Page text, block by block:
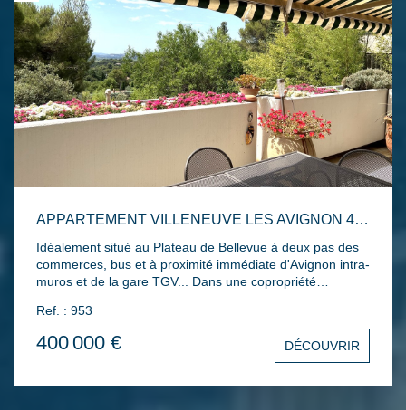
APPARTEMENT VILLENEUVE LES AVIGNON 4 PIÈCE(S) 120 M2
Idéalement situé au Plateau de Bellevue à deux pas des
commerces, bus et à proximité immédiate d'Avignon intra-
muros et de la gare TGV... Dans une copropriété
m² habitables avec une terrasse couverte d'environ 18 m²
bénéficiant d' une superbe vue dégagée. Entrée avec
porte blindée, agréable salon/salle à manger ouvrant au
Sud, cuisine indépendante intégrée et équipée, trois
chambres avec accès véranda couverte, salle d'eau avec
Ref. : 953
400 000 € DÉCOUVRIR